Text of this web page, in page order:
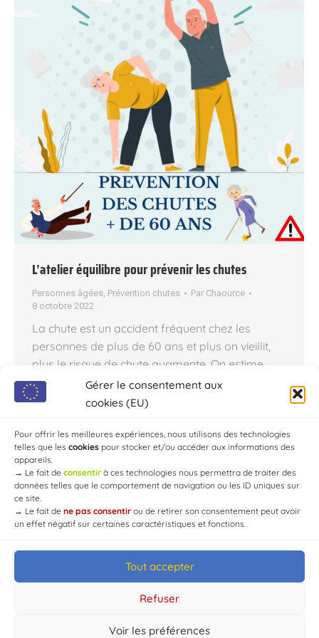
Gérer le consentement aux
cookies (EU)
Pour offrir les meilleures expériences, nous utilisons des technologies
telles que les cookies pour stocker et/ou accéder aux informations des
appareils.
→ Le fait de consentir à ces technologies nous permettra de traiter des
données telles que le comportement de navigation ou les ID uniques sur
ce site.
→ Le fait de ne pas consentir ou de retirer son consentement peut avoir
un effet négatif sur certaines caractéristiques et fonctions.
Tout accepter
Refuser
Voir les préférences
L’atelier équilibre pour prévenir les chutes
Personnes âgées, Prévention chutes Par Chaource
8 octobre 2022
La chute est un accident fréquent chez les
personnes de plus de 60 ans et plus on vieillit,
plus le risque de chute augmente. On estime
qu’une personne sur trois fera au moins une
chute au cours de l’année et une sur deux chez
majorité…
© Mairie de Chaource [2004-2024] | Tous droits réservés.
Developed byWEB3-DESIGN